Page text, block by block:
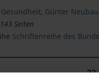
, Günter
Seiten
Schriftenreihe des